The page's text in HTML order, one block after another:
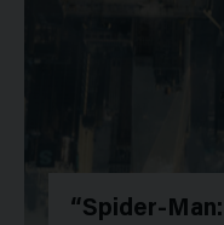
“Spider-